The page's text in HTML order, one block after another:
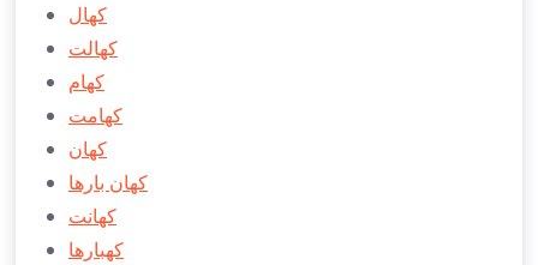
كهال
كهالت
كهام
كهامت
كهان
كهان بارها
كهانت
كهبارها